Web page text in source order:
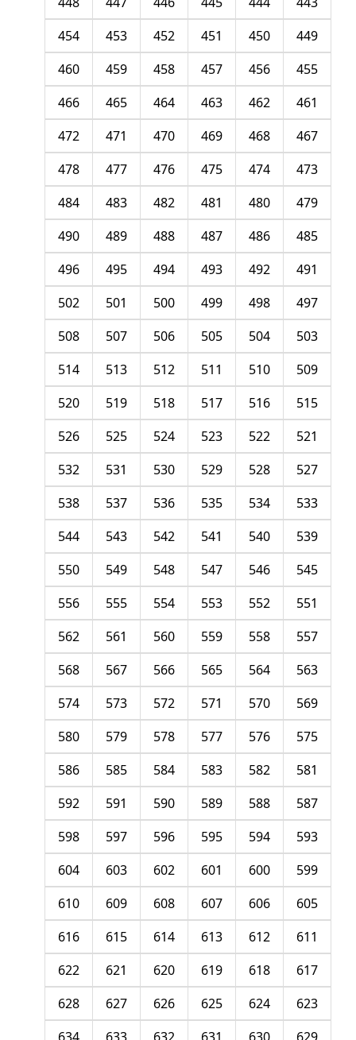
449
450
451
452
453
454
455
456
457
458
459
460
461
462
463
464
465
466
467
468
469
470
471
472
473
474
475
476
477
478
479
480
481
482
483
484
485
486
487
488
489
490
491
492
493
494
495
496
497
498
499
500
501
502
503
504
505
506
507
508
509
510
511
512
513
514
515
516
517
518
519
520
521
522
523
524
525
526
527
528
529
530
531
532
533
534
535
536
537
538
539
540
541
542
543
544
545
546
547
548
549
550
551
552
553
554
555
556
557
558
559
560
561
562
563
564
565
566
567
568
569
570
571
572
573
574
575
576
577
578
579
580
581
582
583
584
585
586
587
588
589
590
591
592
593
594
595
596
597
598
599
600
601
602
603
604
605
606
607
608
609
610
611
612
613
614
615
616
617
618
619
620
621
622
623
624
625
626
627
628